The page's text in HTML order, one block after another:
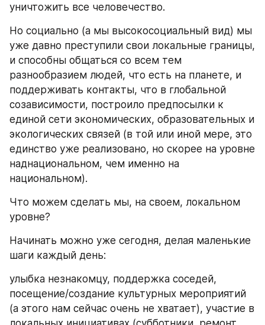
уничтожить все человечество.
Но социально (а мы высокосоциальный вид) мы
уже давно преступили свои локальные границы,
и способны общаться со всем тем
разнообразием людей, что есть на планете, и
поддерживать контакты, что в глобальной
созависимости, построило предпосылки к
единой сети экономических, образовательных и
экологических связей (в той или иной мере, это
единство уже реализовано, но скорее на уровне
наднациональном, чем именно на
национальном).
Что можем сделать мы, на своем, локальном
уровне?
Начинать можно уже сегодня, делая маленькие
шаги каждый день:
улыбка незнакомцу, поддержка соседей,
посещение/создание культурных мероприятий
(а этого нам сейчас очень не хватает), участие в